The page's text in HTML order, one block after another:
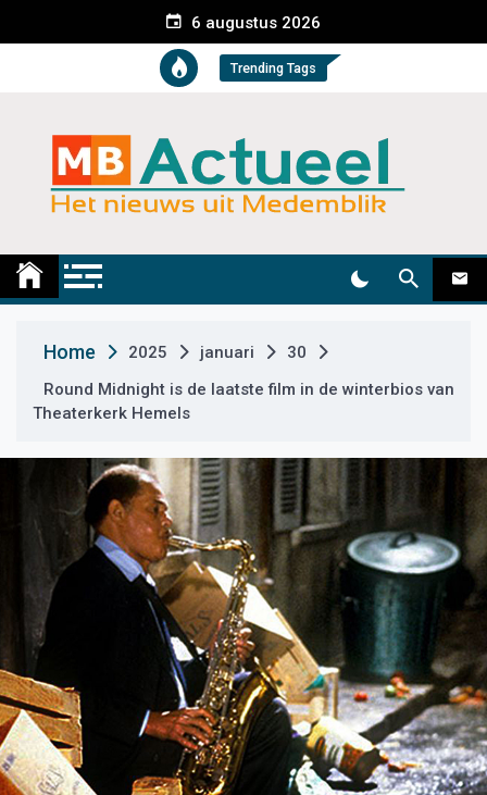
e
t
6 augustus 2026
Trending Tags
Medemblik Actueel
Home 2025 januari
30
Round Midnight is de laatste film in de winterbios van
Theaterkerk Hemels